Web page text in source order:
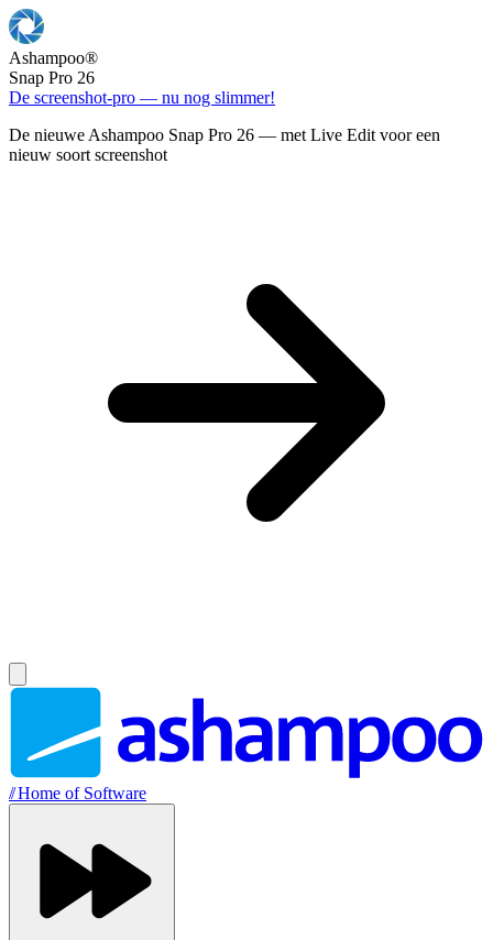
Ashampoo®
Snap Pro 26
De screenshot-pro — nu nog slimmer!
De nieuwe Ashampoo Snap Pro 26 — met Live Edit voor een
nieuw soort screenshot
//Home of Software